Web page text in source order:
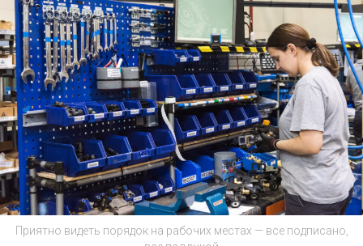
Приятно видеть порядок на рабочих местах — все подписано,